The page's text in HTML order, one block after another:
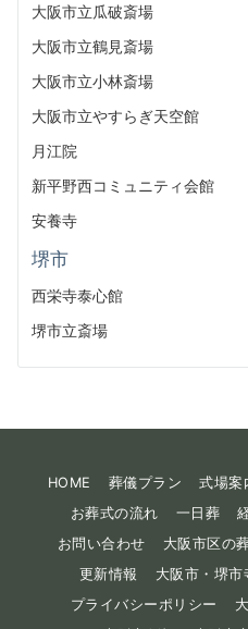
大阪市立瓜破斎場
大阪市立鶴見斎場
大阪市立小林斎場
大阪市立やすらぎ天空館
月江院
新平野西コミュニティ会館
安養寺
堺市
西栄寺泰心館
堺市立斎場
HOME 葬儀プラン 式場案
お葬式の流れ
一日葬
お問い合わせ
大阪市区の
更新情報
大阪市・堺市
プライバシーポリシー